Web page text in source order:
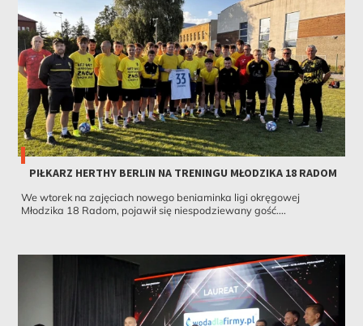
PIŁKARZ HERTHY BERLIN NA TRENINGU MŁODZIKA 18 RADOM
We wtorek na zajęciach nowego beniaminka ligi okręgowej
Młodzika 18 Radom, pojawił się niespodziewany gość....